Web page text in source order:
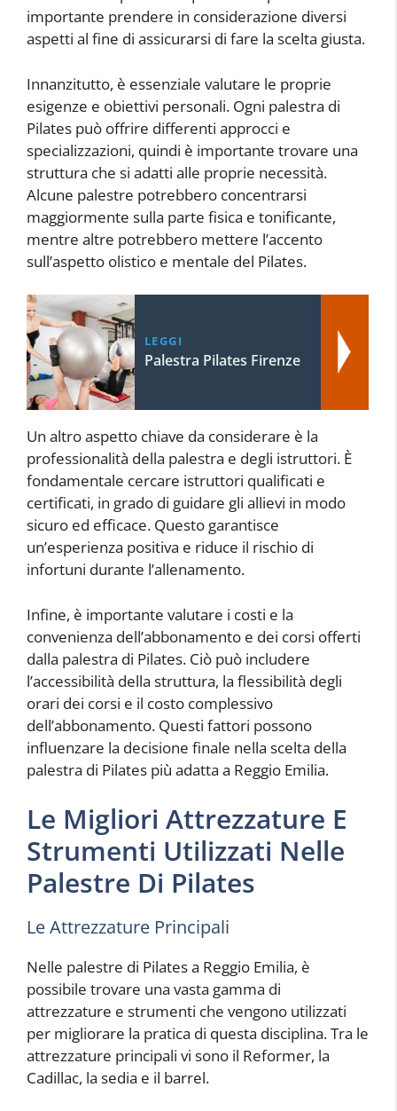
importante prendere in considerazione diversi
aspetti al fine di assicurarsi di fare la scelta giusta.
Innanzitutto, è essenziale valutare le proprie
esigenze e obiettivi personali. Ogni palestra di
Pilates può offrire differenti approcci e
specializzazioni, quindi è importante trovare una
struttura che si adatti alle proprie necessità.
Alcune palestre potrebbero concentrarsi
maggiormente sulla parte fisica e tonificante,
mentre altre potrebbero mettere l’accento
sull’aspetto olistico e mentale del Pilates.
LEGGI
Palestra Pilates Firenze
Un altro aspetto chiave da considerare è la
professionalità della palestra e degli istruttori. È
fondamentale cercare istruttori qualificati e
certificati, in grado di guidare gli allievi in modo
sicuro ed efficace. Questo garantisce
un’esperienza positiva e riduce il rischio di
infortuni durante l’allenamento.
Infine, è importante valutare i costi e la
convenienza dell’abbonamento e dei corsi offerti
dalla palestra di Pilates. Ciò può includere
l’accessibilità della struttura, la flessibilità degli
orari dei corsi e il costo complessivo
dell’abbonamento. Questi fattori possono
influenzare la decisione finale nella scelta della
palestra di Pilates più adatta a Reggio Emilia.
Le Migliori Attrezzature E
Strumenti Utilizzati Nelle
Palestre Di Pilates
Le Attrezzature Principali
Nelle palestre di Pilates a Reggio Emilia, è
possibile trovare una vasta gamma di
attrezzature e strumenti che vengono utilizzati
per migliorare la pratica di questa disciplina. Tra le
attrezzature principali vi sono il Reformer, la
Cadillac, la sedia e il barrel.